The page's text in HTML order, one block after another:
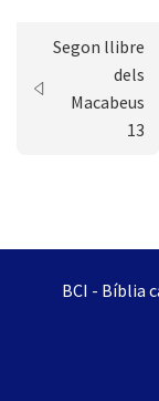
Segon llibre
dels
Macabeus
13
BCI - Bíblia